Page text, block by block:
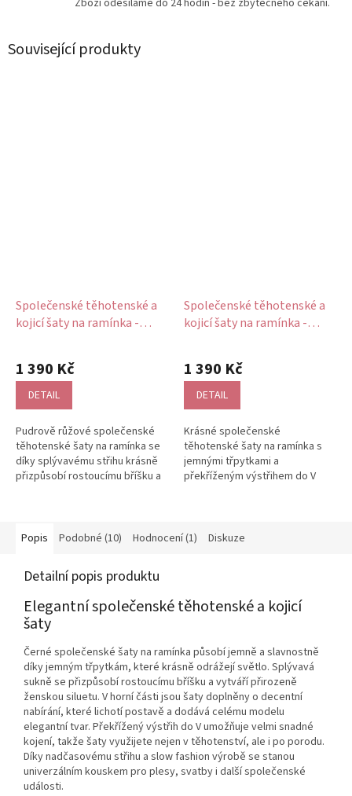
Zboží odesíláme do 24 hodin - bez zbytečného čekání.
Související produkty
Společenské těhotenské a
kojicí šaty na ramínka -
hodnocení
produktu
5,0
5
hvězdiček.
1 390 Kč
DETAIL
Pudrově růžové společenské
těhotenské šaty na ramínka se
díky splývavému střihu krásně
přizpůsobí rostoucímu bříšku a
Společenské těhotenské a
kojicí šaty na ramínka -
1 390 Kč
DETAIL
Krásné společenské
těhotenské šaty na ramínka s
jemnými třpytkami a
překříženým výstřihem do V
Popis Podobné (10) Hodnocení (1) Diskuze
Detailní popis produktu
Elegantní společenské těhotenské a kojicí
šaty
Černé společenské šaty na ramínka působí jemně a slavnostně
díky jemným třpytkám, které krásně odrážejí světlo. Splývavá
sukně se přizpůsobí rostoucímu bříšku a vytváří přirozeně
ženskou siluetu. V horní části jsou šaty doplněny o decentní
nabírání, které lichotí postavě a dodává celému modelu
elegantní tvar. Překřížený výstřih do V umožňuje velmi snadné
kojení, takže šaty využijete nejen v těhotenství, ale i po porodu.
Díky nadčasovému střihu a slow fashion výrobě se stanou
univerzálním kouskem pro plesy, svatby i další společenské
události.